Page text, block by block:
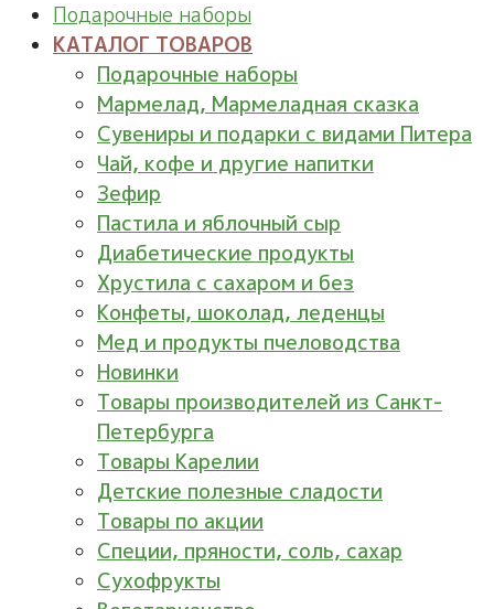
Подарочные наборы
КАТАЛОГ ТОВАРОВ
Подарочные наборы
Мармелад, Мармеладная сказка
Сувениры и подарки с видами Питера
Чай, кофе и другие напитки
Зефир
Пастила и яблочный сыр
Диабетические продукты
Хрустила с сахаром и без
Конфеты, шоколад, леденцы
Мед и продукты пчеловодства
Новинки
Товары производителей из Санкт-
Петербурга
Товары Карелии
Детские полезные сладости
Товары по акции
Специи, пряности, соль, сахар
Сухофрукты